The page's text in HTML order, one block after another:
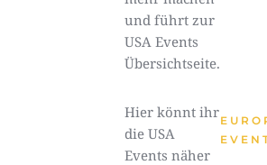
und führt zur
USA Events
Übersichtseite.
Hier könnt ihr
die USA
Events näher